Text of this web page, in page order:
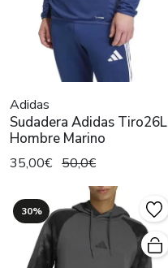
Adidas
Sudadera Adidas Tiro26L
Hombre Marino
35,00€ 50,0€
30%